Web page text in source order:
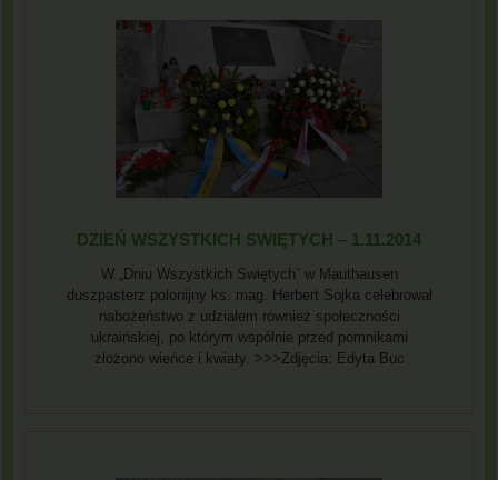
DZIEŃ WSZYSTKICH SWIĘTYCH – 1.11.2014
W „Dniu Wszystkich Swiętych” w Mauthausen
duszpasterz polonijny ks. mag. Herbert Sojka celebrował
nabożeństwo z udziałem również społeczności
ukraińskiej, po którym wspólnie przed pomnikami
złożono wieńce i kwiaty. >>>Zdjęcia: Edyta Buc